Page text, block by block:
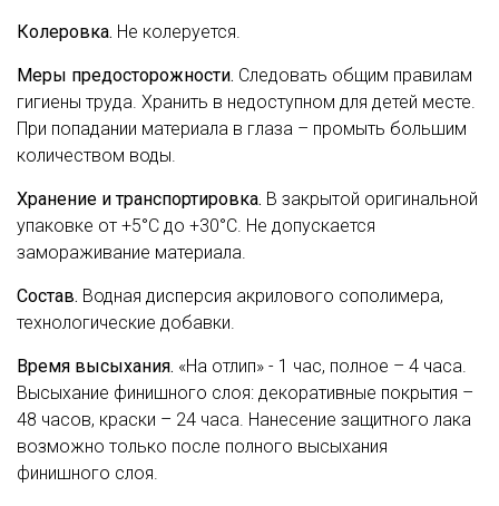
Колеровка. Не колеруется.
Меры предосторожности. Следовать общим правилам
гигиены труда. Хранить в недоступном для детей месте.
При попадании материала в глаза – промыть большим
количеством воды.
Хранение и транспортировка. В закрытой оригинальной
упаковке от +5°С до +30°С. Не допускается
замораживание материала.
Состав. Водная дисперсия акрилового сополимера,
технологические добавки.
Время высыхания. «На отлип» - 1 час, полное – 4 часа.
Высыхание финишного слоя: декоративные покрытия –
48 часов, краски – 24 часа. Нанесение защитного лака
возможно только после полного высыхания
финишного слоя.